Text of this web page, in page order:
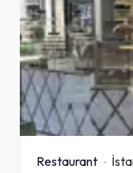
Restaurant